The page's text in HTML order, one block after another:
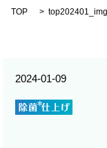
TOP
2024-01-09